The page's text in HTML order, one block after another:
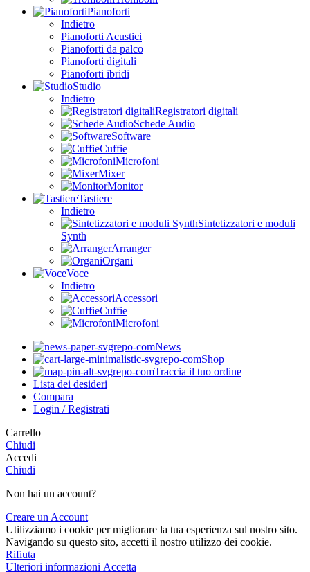
Pianoforti
Indietro
Pianoforti Acustici
Pianoforti da palco
Pianoforti digitali
Pianoforti ibridi
Studio
Indietro
Registratori digitali
Schede Audio
Software
Cuffie
Microfoni
Mixer
Monitor
Tastiere
Indietro
Sintetizzatori e moduli
Synth
Arranger
Organi
Voce
Indietro
Accessori
Cuffie
Microfoni
News
Shop
Traccia il tuo ordine
Lista dei desideri
Compara
Login / Registrati
Carrello
Chiudi
Accedi
Chiudi
Non hai un account?
Creare un Account
Utilizziamo i cookie per migliorare la tua esperienza sul nostro sito.
Navigando su questo sito, accetti il nostro utilizzo dei cookie.
Rifiuta
Ulteriori informazioni Ulteriori
Accetta